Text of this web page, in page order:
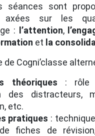
séances sont
axées sur les
: l’attention,
et la
de Cogni’classe
théoriques : rôle
des distracteurs,
etc.
pratiques :
fiches de